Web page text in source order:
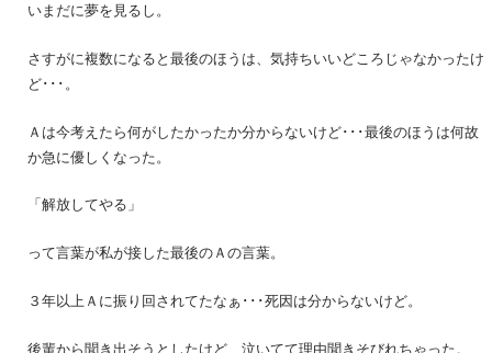
いまだに夢を見るし。
さすがに複数になると最後のほうは、気持ちいいどころじゃなかったけ
ど･･･。
Ａは今考えたら何がしたかったか分からないけど･･･最後のほうは何故
か急に優しくなった。
「解放してやる」
って言葉が私が接した最後のＡの言葉。
３年以上Ａに振り回されてたなぁ･･･死因は分からないけど。
後輩から聞き出そうとしたけど、泣いてて理由聞きそびれちゃった。